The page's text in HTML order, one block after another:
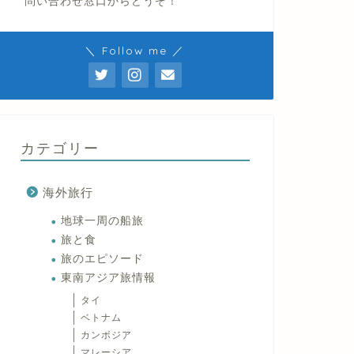
＼ Follow me ／
カテゴリー
海外旅行
地球一周の船旅
旅と食
旅のエピソード
東南アジア旅情報
タイ
ベトナム
カンボジア